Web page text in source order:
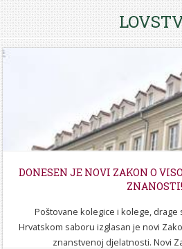
DONESEN JE NOVI ZAKON O
ZNANOSTI!
Poštovane kolegice i kolege,
Hrvatskom saboru izglasan je novi
znanstvenoj djelatnosti. Novi